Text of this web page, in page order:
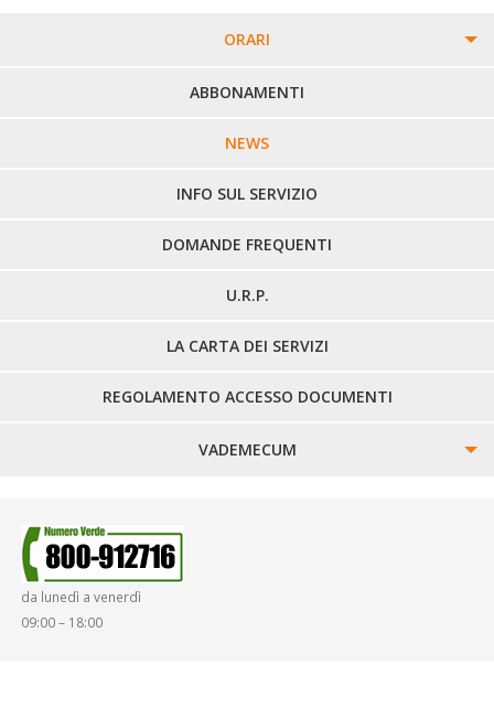
ORARI
PERCORSI URBANI IN BIELLA
LINEE URBANE VERCELLI
LINEE EXTRAURBANE
ABBONAMENTI
NEWS
INFO SUL SERVIZIO
DOMANDE FREQUENTI
U.R.P.
LA CARTA DEI SERVIZI
REGOLAMENTO ACCESSO DOCUMENTI
VADEMECUM
SMARRIMENTO OGGETTI
da lunedì a venerdì
09:00 – 18:00